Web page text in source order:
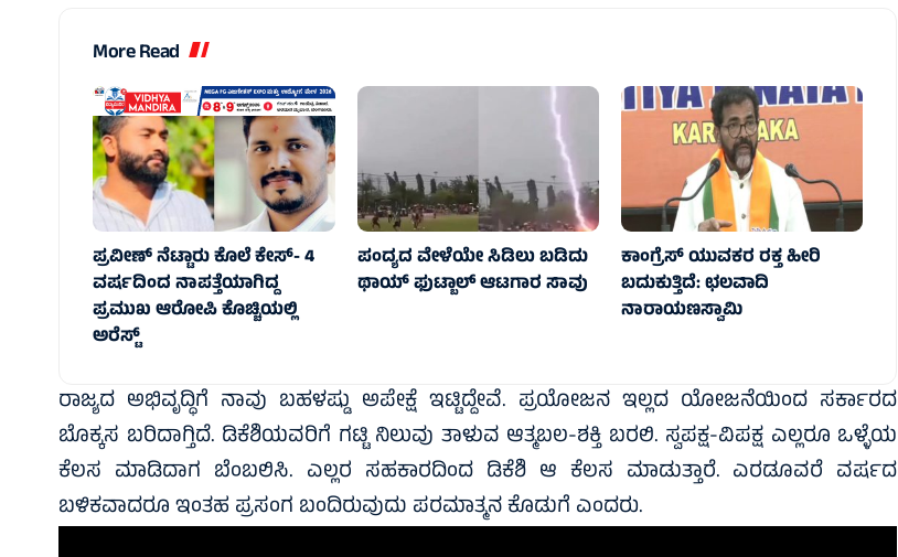
More Read
ಪ್ರವೀಣ್ ನೆಟ್ಟಾರು ಕೊಲೆ ಕೇಸ್‌- 4
ವರ್ಷದಿಂದ ನಾಪತ್ತೆಯಾಗಿದ್ದ
ಪ್ರಮುಖ ಆರೋಪಿ ಕೊಚ್ಚಿಯಲ್ಲಿ
ಅರೆಸ್ಟ್‌
ಪಂದ್ಯದ ವೇಳೆಯೇ ಸಿಡಿಲು ಬಡಿದು
ಥಾಯ್‌ ಫುಟ್ಬಾಲ್‌ ಆಟಗಾರ ಸಾವು
ಕಾಂಗ್ರೆಸ್ ಯುವಕರ ರಕ್ತ ಹೀರಿ
ಬದುಕುತ್ತಿದೆ: ಛಲವಾದಿ
ನಾರಾಯಣಸ್ವಾಮಿ
ರಾಜ್ಯದ ಅಭಿವೃದ್ಧಿಗೆ ನಾವು ಬಹಳಷ್ಡು ಅಪೇಕ್ಷೆ ಇಟ್ಟಿದ್ದೇವೆ. ಪ್ರಯೋಜನ ಇಲ್ಲದ ಯೋಜನೆಯಿಂದ ಸರ್ಕಾರದ
ಬೊಕ್ಕಸ ಬರಿದಾಗ್ತಿದೆ. ಡಿಕೆಶಿಯವರಿಗೆ ಗಟ್ಟಿ ನಿಲುವು ತಾಳುವ ಆತ್ಮಬಲ-ಶಕ್ತಿ ಬರಲಿ. ಸ್ವಪಕ್ಷ-ವಿಪಕ್ಷ ಎಲ್ಲರೂ ಒಳ್ಳೆಯ
ಕೆಲಸ ಮಾಡಿದಾಗ ಬೆಂಬಲಿಸಿ. ಎಲ್ಲರ ಸಹಕಾರದಿಂದ ಡಿಕೆಶಿ ಆ ಕೆಲಸ ಮಾಡುತ್ತಾರೆ. ಎರಡೂವರೆ ವರ್ಷದ
ಬಳಿಕವಾದರೂ ಇಂತಹ ಪ್ರಸಂಗ ಬಂದಿರುವುದು ಪರಮಾತ್ಮನ ಕೊಡುಗೆ ಎಂದರು.